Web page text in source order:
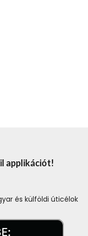
applikációt!
és külföldi úticélok